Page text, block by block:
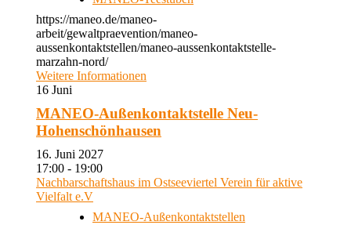
https://maneo.de/maneo-
arbeit/gewaltpraevention/maneo-
aussenkontaktstellen/maneo-aussenkontaktstelle-
marzahn-nord/
Weitere Informationen
16 Juni
MANEO-Außenkontaktstelle Neu-
Hohenschönhausen
16. Juni 2027
17:00 - 19:00
Nachbarschaftshaus im Ostseeviertel Verein für aktive
Vielfalt e.V
MANEO-Außenkontaktstellen